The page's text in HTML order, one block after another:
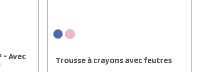
- Avec
Trousse à crayons avec feutres